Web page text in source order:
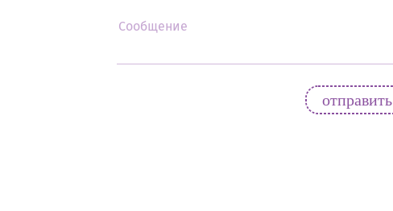
Сообщение
oтправить